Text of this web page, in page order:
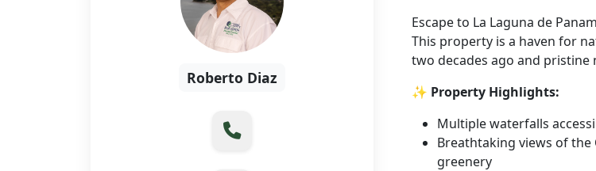
Roberto Diaz
Escape to La Laguna de
This property is a haven for
two decades ago and pristine
✨ Property Highlights:
Multiple waterfalls
Breathtaking views of the
greenery